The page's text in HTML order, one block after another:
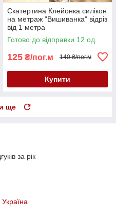
Скатертина Клейонка силікон
на метраж "Вишиванка" відріз
від 1 метра
Готово до відправки 12 од.
125 ₴/пог.м 140 ₴/пог.м
Купити
ще
за рік